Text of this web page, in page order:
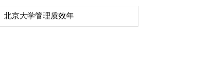
北京大学管理质效年